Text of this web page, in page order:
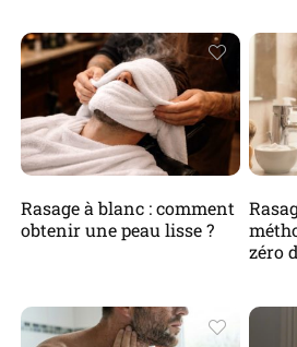
Rasage à blanc : comment
obtenir une peau lisse ?
zéro